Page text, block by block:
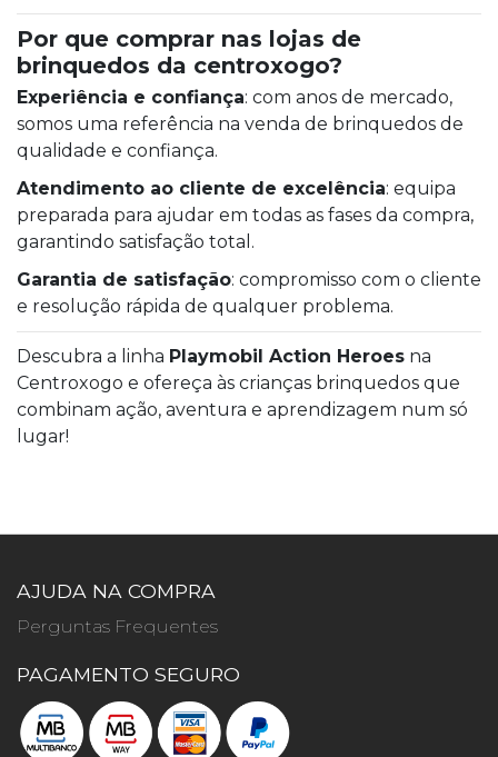
Por que comprar nas lojas de
brinquedos da centroxogo?
Experiência e confiança: com anos de mercado,
somos uma referência na venda de brinquedos de
qualidade e confiança.
Atendimento ao cliente de excelência: equipa
preparada para ajudar em todas as fases da compra,
garantindo satisfação total.
Garantia de satisfação: compromisso com o cliente
e resolução rápida de qualquer problema.
Descubra a linha Playmobil Action Heroes na
Centroxogo e ofereça às crianças brinquedos que
combinam ação, aventura e aprendizagem num só
lugar!
AJUDA NA COMPRA
Perguntas Frequentes
PAGAMENTO SEGURO